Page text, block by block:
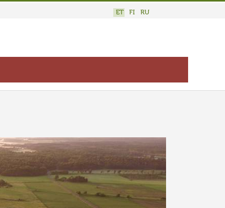
ET FI RU